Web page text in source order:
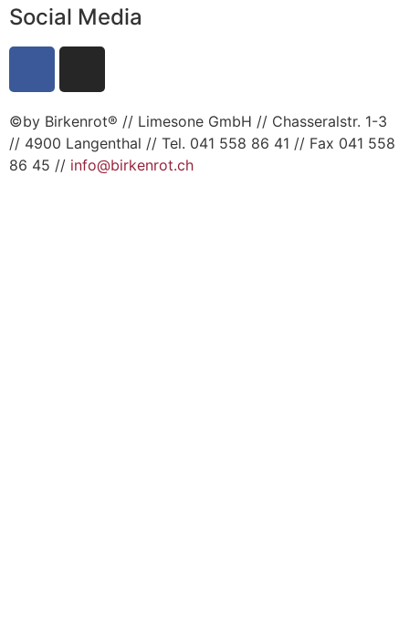
Social Media
©by Birkenrot® // Limesone GmbH // Chasseralstr. 1-3
// 4900 Langenthal // Tel. 041 558 86 41 // Fax 041 558
86 45 // info@birkenrot.ch